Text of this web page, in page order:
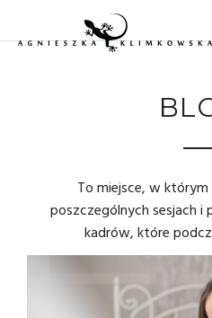
To miejsce, w
poszczególnych sesjach i
kadrów, które